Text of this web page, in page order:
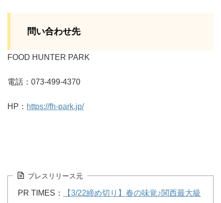
問い合わせ先
FOOD HUNTER PARK
電話：073-499-4370
HP： https://fh-park.jp/
プレスリリース元
PR TIMES：
【3/22締め切り】春の味覚♪関西最大級